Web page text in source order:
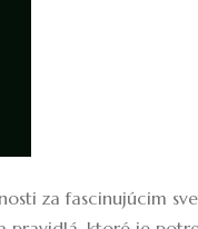
za fascinujúcim